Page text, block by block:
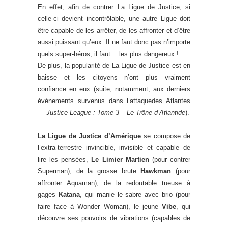
En effet, afin de contrer La Ligue de Justice, si
celle-ci devient incontrôlable, une autre Ligue doit
être capable de les arrêter, de les affronter et d’être
aussi puissant qu’eux. Il ne faut donc pas n’importe
quels super-héros, il faut… les plus dangereux !
De plus, la popularité de La Ligue de Justice est en
baisse et les citoyens n’ont plus vraiment
confiance en eux (suite, notamment, aux derniers
évènements survenus dans l’attaquedes Atlantes
— Justice League : Tome 3 – Le Trône d’Atlantide).
La Ligue de Justice d’Amériquese compose de
l’extra-terrestre invincible, invisible et capable de
lire les pensées, Le Limier Martien(pour contrer
Superman), de la grosse brute
Hawkman (pour
affronter Aquaman), de la redoutable tueuse à
gages Katana, qui manie le sabre avec brio (pour
faire face à Wonder Woman), le jeune Vibe, qui
découvre ses pouvoirs de vibrations (capables de